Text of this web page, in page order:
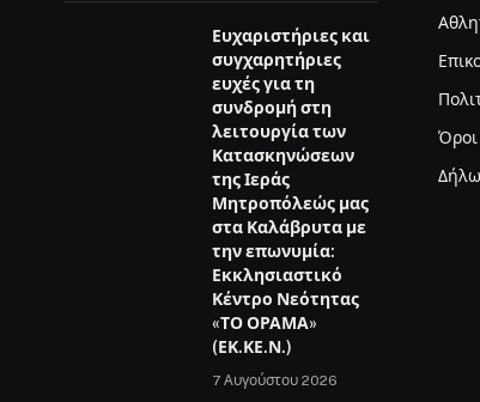
Ευχαριστήριες και
συγχαρητήριες
ευχές για τη
συνδρομή στη
λειτουργία των
Κατασκηνώσεων
της Ιεράς
Μητροπόλεώς μας
στα Καλάβρυτα με
την επωνυμία:
Εκκλησιαστικό
Κέντρο Νεότητας
«ΤΟ ΟΡΑΜΑ»
(ΕΚ.ΚΕ.Ν.)
7 Αυγούστου 2026